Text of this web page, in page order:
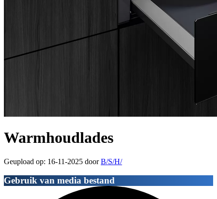
Warmhoudlades
Geupload op: 16-11-2025 doorB/S/H/
Gebruik van media bestand